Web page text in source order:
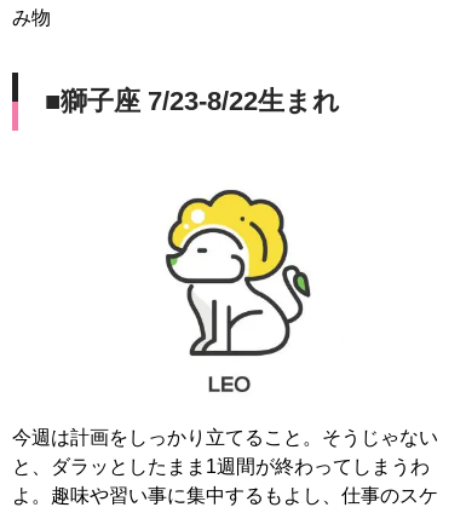
み物
■獅子座 7/23-8/22生まれ
今週は計画をしっかり立てること。そうじゃない
と、ダラッとしたまま1週間が終わってしまうわ
よ。趣味や習い事に集中するもよし、仕事のスケ